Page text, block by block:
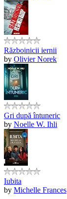
Războinicii iernii
by Olivier Norek
Gri după întuneric
by Noelle W. Ihli
Iubita
by Michelle Frances